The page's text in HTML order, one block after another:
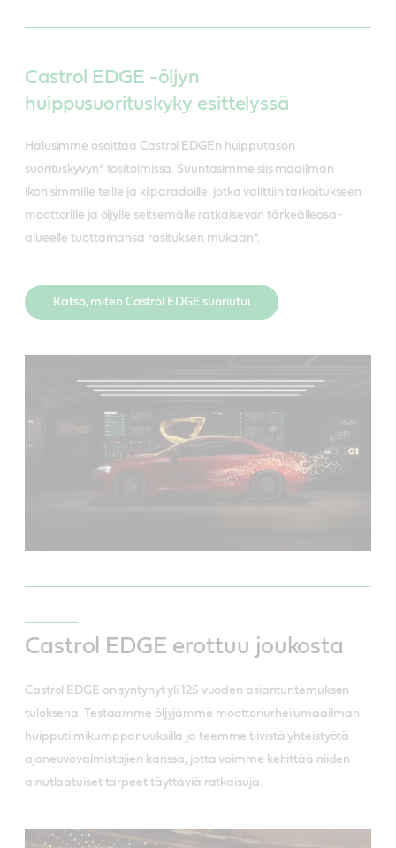
Castrol EDGE -öljyn
huippusuorituskyky esittelyssä
Halusimme osoittaa Castrol EDGEn huipputason
suorituskyvyn* tositoimissa. Suuntasimme siis maailman
ikonisimmille teille ja kilparadoille, jotka valittiin tarkoitukseen
moottorille ja öljylle seitsemälle ratkaisevan tärkeälleosa-
alueelle tuottamansa rasituksen mukaan*.
Katso, miten Castrol EDGE suoriutui
Castrol EDGE erottuu joukosta
Castrol EDGE on syntynyt yli 125 vuoden asiantuntemuksen
tuloksena. Testaamme öljyjämme moottoriurheilumaailman
huipputiimikumppanuuksilla ja teemme tiivistä yhteistyötä
ajoneuvovalmistajien kanssa, jotta voimme kehittää niiden
ainutlaatuiset tarpeet täyttäviä ratkaisuja.